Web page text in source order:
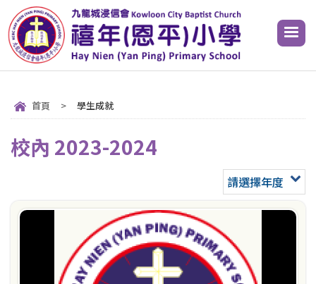
首頁 > 學生成就
校內 2023-2024
請選擇年度